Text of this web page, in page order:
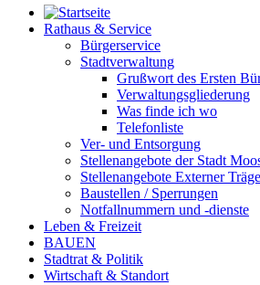
Rathaus & Service
Bürgerservice
Stadtverwaltung
Grußwort des Ersten
Verwaltungsgliederung
Was finde ich wo
Telefonliste
Ver- und Entsorgung
Stellenangebote der Stadt
Stellenangebote Externer
Baustellen / Sperrungen
Notfallnummern und -dienste
Leben & Freizeit
BAUEN
Stadtrat & Politik
Wirtschaft & Standort